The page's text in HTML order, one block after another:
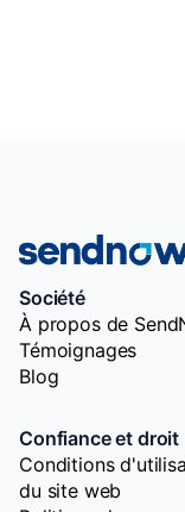
Société
À propos de
Témoignages
Blog
Confiance et droit
Conditions
du site web